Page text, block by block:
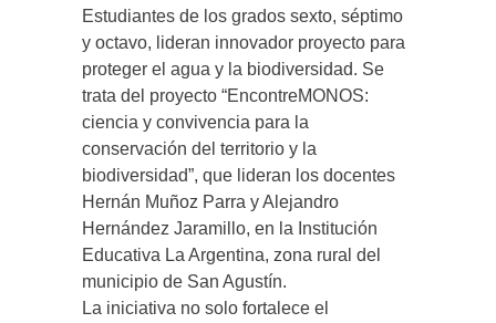
Estudiantes de los grados sexto, séptimo
y octavo, lideran innovador proyecto para
proteger el agua y la biodiversidad. Se
trata del proyecto “EncontreMONOS:
ciencia y convivencia para la
conservación del territorio y la
biodiversidad”, que lideran los docentes
Hernán Muñoz Parra y Alejandro
Hernández Jaramillo, en la Institución
Educativa La Argentina, zona rural del
municipio de San Agustín.
La iniciativa no solo fortalece el